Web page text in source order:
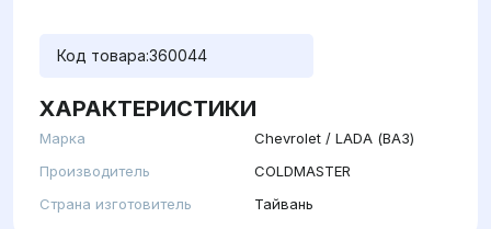
Код товара:360044
ХАРАКТЕРИСТИКИ
Марка
Chevrolet / LADA (ВАЗ)
Производитель
COLDMASTER
Страна изготовитель
Тайвань